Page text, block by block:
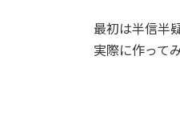
最初は半信半
実際に作って